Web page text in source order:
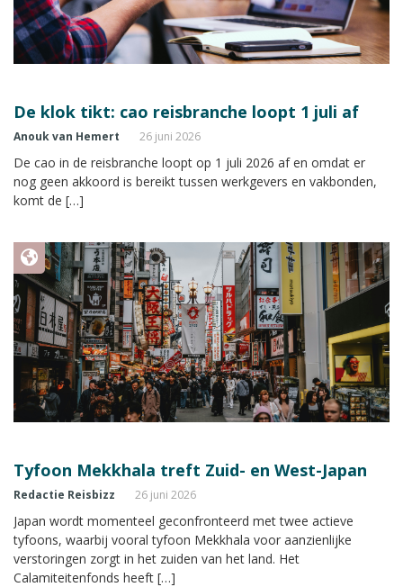
De klok tikt: cao reisbranche loopt 1 juli af
Anouk van Hemert 26 juni 2026
De cao in de reisbranche loopt op 1 juli 2026 af en omdat er
nog geen akkoord is bereikt tussen werkgevers en vakbonden,
komt de […]
Tyfoon Mekkhala treft Zuid- en West-Japan
Redactie Reisbizz 26 juni 2026
Japan wordt momenteel geconfronteerd met twee actieve
tyfoons, waarbij vooral tyfoon Mekkhala voor aanzienlijke
verstoringen zorgt in het zuiden van het land. Het
Calamiteitenfonds heeft […]